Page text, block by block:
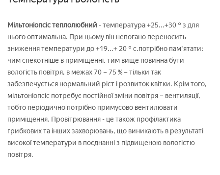
Мільтоніопсіс теплолюбний - температура +25...+30 ° з для
нього оптимальна. При цьому він непогано переносить
зниження температури до +19...+ 20 ° с.потрібно пам'ятати:
чим спекотніше в приміщенні, тим вище повинна бути
вологість повітря, в межах 70 – 75 % – тільки так
забезпечується нормальний ріст і розвиток квітки. Крім того,
мільтоніопсіс потребує постійної зміни повітря – вентиляції,
тобто періодично потрібно примусово вентилювати
приміщення. Провітрювання - це також профілактика
грибкових та інших захворювань, що виникають в результаті
високої температури в поєднанні з підвищеною вологістю
повітря.